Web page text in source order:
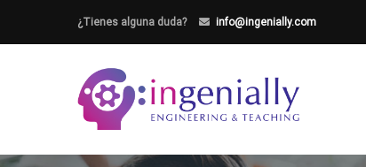
¿Tienes alguna duda? info@ingenially.com